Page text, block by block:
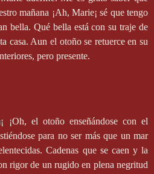
mañana ¡Ah, Marie¡ sé que tengo
bella. Qué bella está con su traje de
casa. Aun el otoño se retuerce en su
pero presente.
¡Oh, el otoño enseñándose con el
para no ser más que un mar
Cadenas que se caen y la
rigor de un rugido en plena negritud